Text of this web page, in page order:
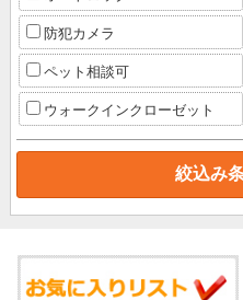
防犯カメラ
ペット相談可
ウォークインクローゼット